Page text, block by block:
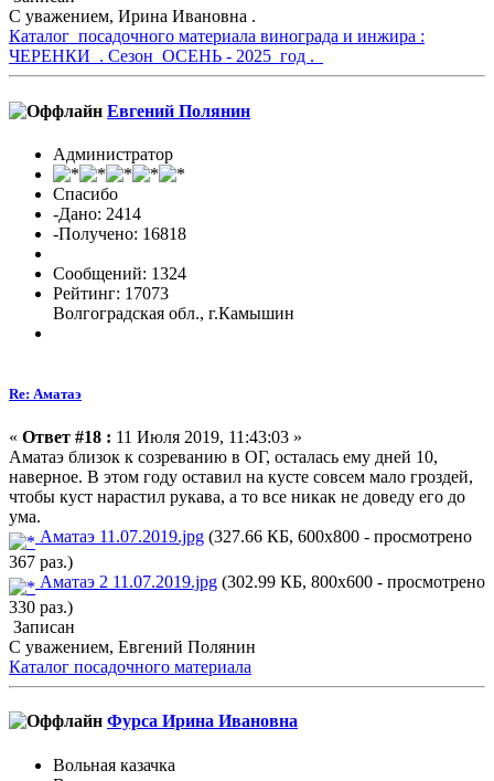
С уважением, Ирина Ивановна .
Каталог посадочного материала винограда и инжира :
ЧЕРЕНКИ . Сезон ОСЕНЬ - 2025 год .
Евгений Полянин
Администратор
Спасибо
-Дано: 2414
-Получено: 16818
Сообщений: 1324
Рейтинг: 17073
Волгоградская обл., г.Камышин
Re: Аматаэ
« Ответ #18 : 11 Июля 2019, 11:43:03 »
Аматаэ близок к созреванию в ОГ, осталась ему дней 10,
наверное. В этом году оставил на кусте совсем мало гроздей,
чтобы куст нарастил рукава, а то все никак не доведу его до
ума.
Аматаэ 11.07.2019.jpg (327.66 КБ, 600x800 - просмотрено
367 раз.)
Аматаэ 2 11.07.2019.jpg (302.99 КБ, 800x600 - просмотрено
330 раз.)
Записан
С уважением, Евгений Полянин
Каталог посадочного материала
Фурса Ирина Ивановна
Вольная казачка